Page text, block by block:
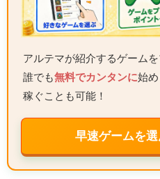
アルテマが紹介するゲーム
誰でも無料でカンタンに始
稼ぐことも可能！
早速ゲームを